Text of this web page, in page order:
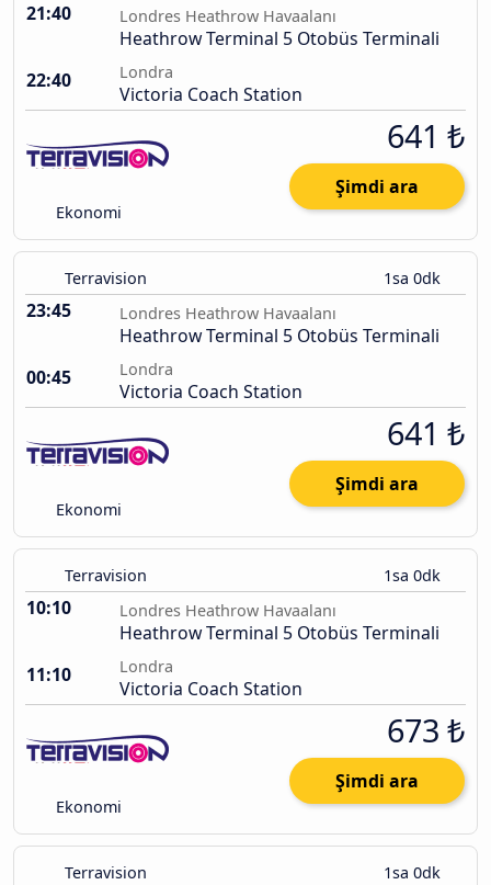
21:40 Londres Heathrow Havaalanı
Heathrow Terminal 5 Otobüs Terminali
22:40
Londra
Victoria Coach Station
Ekonomi
641 ₺
Şimdi ara
Terravision 1sa 0dk
23:45 Londres Heathrow Havaalanı
Heathrow Terminal 5 Otobüs Terminali
00:45
Londra
Victoria Coach Station
Ekonomi
641 ₺
Şimdi ara
Terravision 1sa 0dk
10:10 Londres Heathrow Havaalanı
Heathrow Terminal 5 Otobüs Terminali
11:10
Londra
Victoria Coach Station
Ekonomi
673 ₺
Şimdi ara
Terravision 1sa 0dk